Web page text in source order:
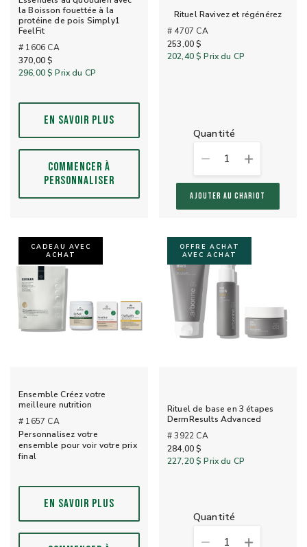
la Boisson fouettée à la
protéine de pois Simply1
FeelFit
# 1606 CA
370,00 $
296,00 $ Prix du CP
EN SAVOIR PLUS
COMMENCER À
PERSONNALISER
Rituel Ravivez et régénérez
# 4707 CA
253,00 $
202,40 $ Prix du CP
quantité
1
AJOUTER AU CHARIOT
CADEAU AVEC
ACHAT
Ensemble Créez votre
meilleure nutrition
# 1657 CA
Personnalisez votre
ensemble pour voir votre prix
final
EN SAVOIR PLUS
OFFRE ACHAT
AVEC ACHAT
Rituel de base en 3 étapes
DermResults Advanced
# 3922 CA
284,00 $
227,20 $ Prix du CP
quantité
1